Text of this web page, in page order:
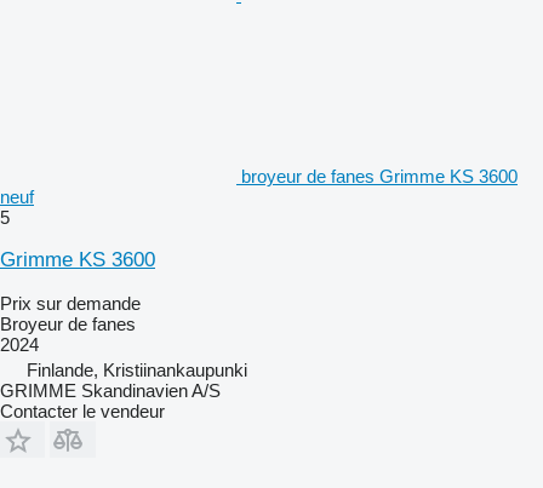
broyeur de fanes Grimme KS 3600
neuf
5
Grimme KS 3600
Prix sur demande
Broyeur de fanes
2024
Finlande, Kristiinankaupunki
GRIMME Skandinavien A/S
Contacter le vendeur